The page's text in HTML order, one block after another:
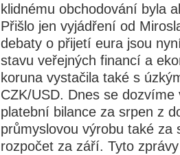
klidnému obchodování byla
Přišlo jen vyjádření od
debaty o přijetí eura jsou
stavu veřejných financí a
koruna vystačila také s
CZK/USD. Dnes se
platební bilance za srpen z
průmyslovou výrobu také za
rozpočet za září. Tyto